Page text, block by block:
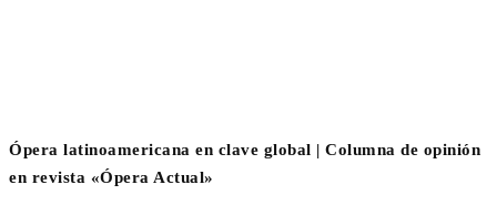
Ópera latinoamericana en clave global | Columna de opinión
en revista «Ópera Actual»